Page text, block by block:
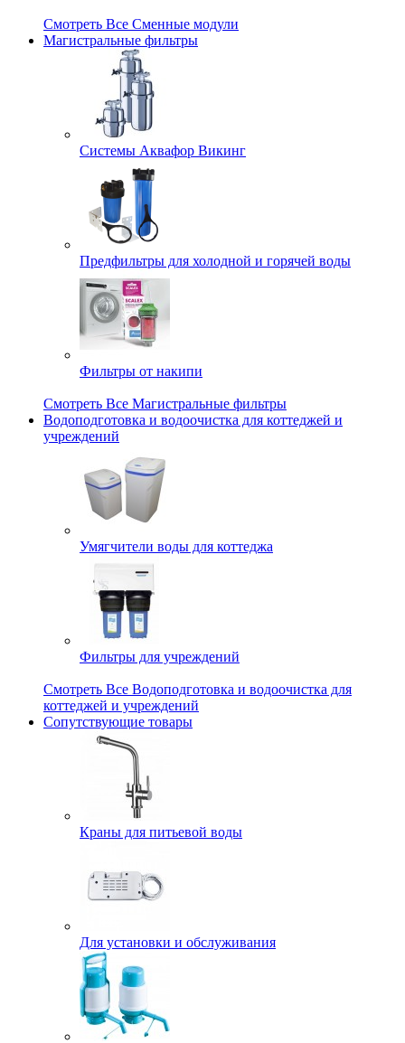
Смотреть Все Сменные модули
Магистральные фильтры
Системы Аквафор Викинг
Предфильтры для холодной и горячей воды
Фильтры от накипи
Смотреть Все Магистральные фильтры
Водоподготовка и водоочистка для коттеджей и
учреждений
Умягчители воды для коттеджа
Фильтры для учреждений
Смотреть Все Водоподготовка и водоочистка для
коттеджей и учреждений
Сопутствующие товары
Краны для питьевой воды
Для установки и обслуживания